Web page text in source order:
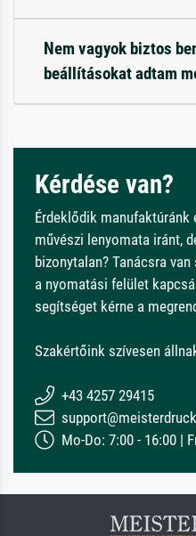
Nem vagyok biztos
beállításokat adtam
Kérdése van?
Érdeklődik manufaktúránk
művészi lenyomata iránt,
bizonytalan? Tanácsra van
a nyomatási felület
segítséget kérne a
Szakértőink szívesen
+43 4257 29415
Mo-Do: 7:00 - 16:00 |